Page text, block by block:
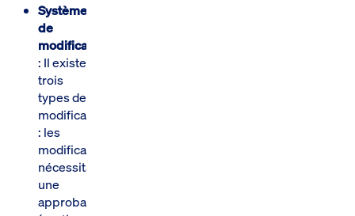
Système
de
modifications
: Il existe
trois
types de
modifications
: les
modifications
nécessitant
une
approbation